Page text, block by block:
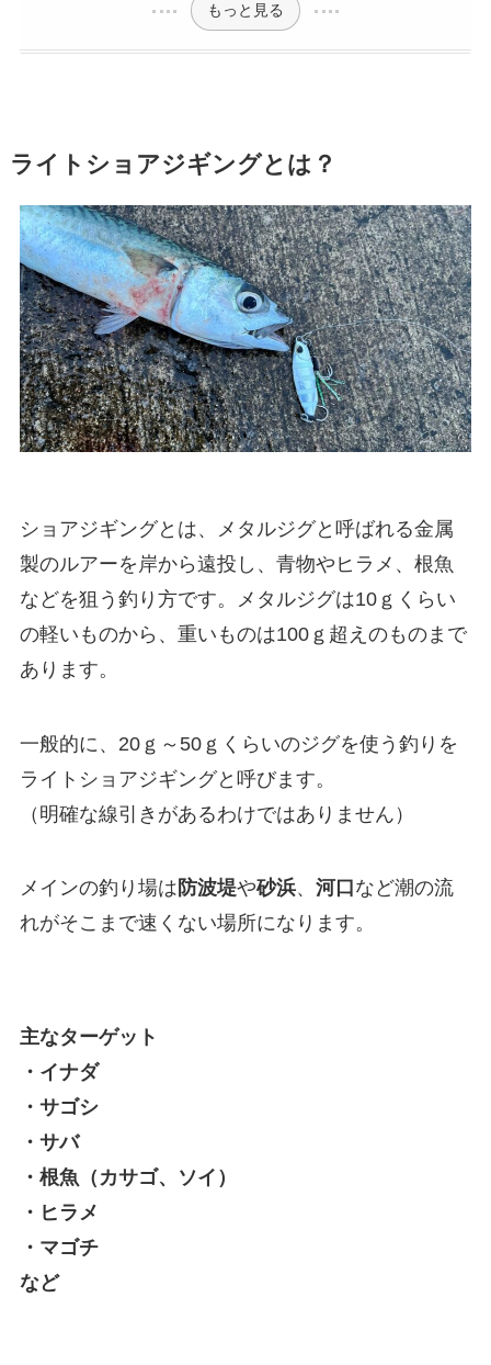
もっと見る
ライトショアジギングとは？
ショアジギングとは、メタルジグと呼ばれる金属
製のルアーを岸から遠投し、青物やヒラメ、根魚
などを狙う釣り方です。メタルジグは10ｇくらい
の軽いものから、重いものは100ｇ超えのものまで
あります。
一般的に、20ｇ～50ｇくらいのジグを使う釣りを
ライトショアジギングと呼びます。
（明確な線引きがあるわけではありません）
メインの釣り場は 防波堤や砂浜、 河口 など潮の流
れがそこまで速くない場所になります。
主なターゲット
・イナダ
・サゴシ
・サバ
・根魚（カサゴ、ソイ）
・ヒラメ
・マゴチ
など